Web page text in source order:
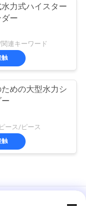
力式ハイスター
ー
関連キーワード
触
めの大型水力シ
ー
ース/ピース
触
水圧シリンダ/起重機